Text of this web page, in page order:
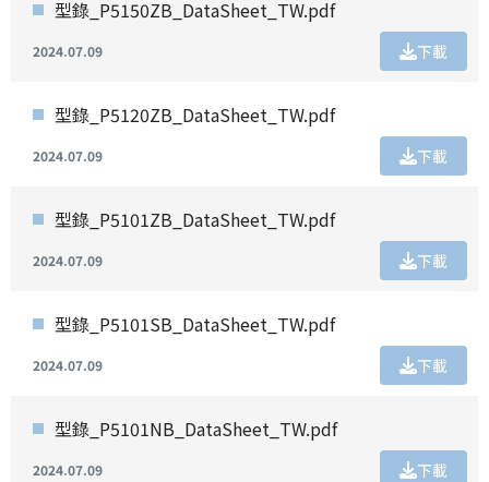
型錄_P5150ZB_DataSheet_TW.pdf
2024.07.09 下載
型錄_P5120ZB_DataSheet_TW.pdf
2024.07.09 下載
型錄_P5101ZB_DataSheet_TW.pdf
2024.07.09 下載
型錄_P5101SB_DataSheet_TW.pdf
2024.07.09 下載
型錄_P5101NB_DataSheet_TW.pdf
2024.07.09 下載